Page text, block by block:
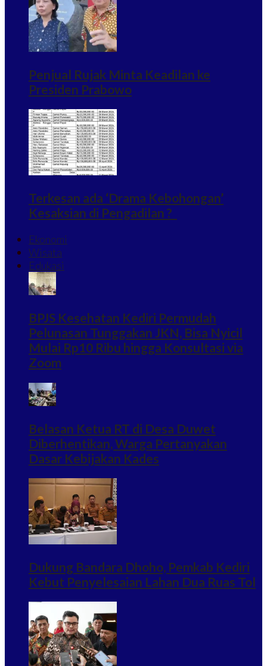
Penjual Rujak Minta Keadilan ke
Presiden Prabowo
Terkesan ada ‘Drama Kebohongan’
Kesaksian di Pengadilan ?
Ekonomi
Wisata
Edukasi
BPJS Kesehatan Kediri Permudah
Pelunasan Tunggakan JKN, Bisa Nyicil
Mulai Rp10 Ribu hingga Konsultasi via
Zoom
Belasan Ketua RT di Desa Duwet
Diberhentikan, Warga Pertanyakan
Dasar Kebijakan Kades
Dukung Bandara Dhoho, Pemkab Kediri
Kebut Penyelesaian Lahan Dua Ruas Tol